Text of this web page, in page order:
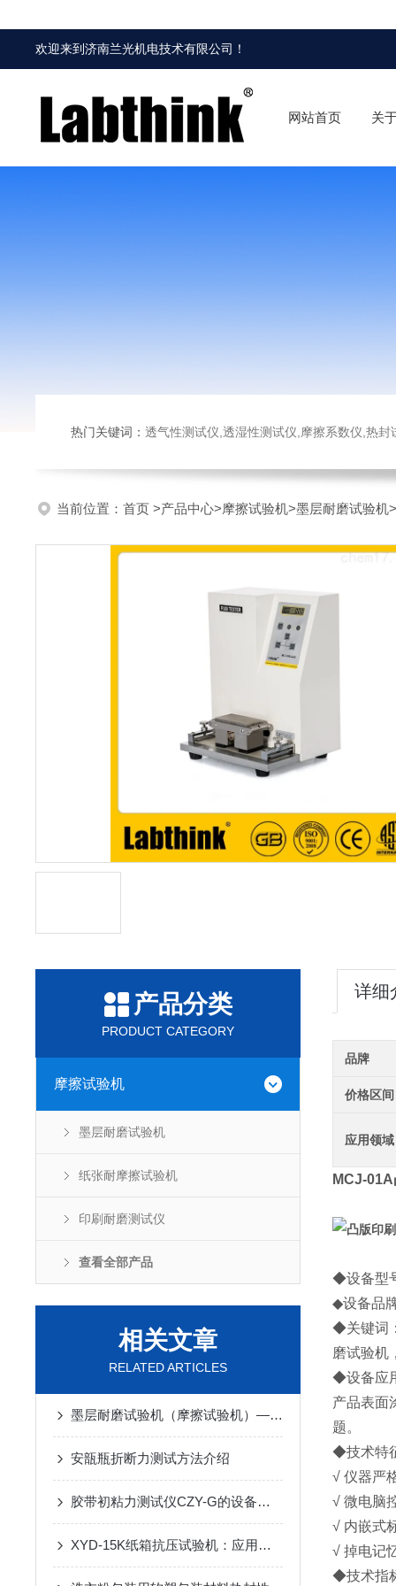
欢迎来到济南兰光机电技术有限公司 ！
网站首页 关
热门关键词： 透气性测试仪,透湿性测试仪,摩擦系数仪,热封试验仪,
当前位置： 首页 >产品中心>摩擦试验机>墨层耐磨试验机
产品分类
PRODUCT CATEGORY
摩擦试验机
墨层耐磨试验机
纸张耐摩擦试验机
印刷耐磨测试仪
查看全部产品
相关文章
RELATED ARTICLES
墨层耐磨试验机（摩擦试验机）——仪器百科
安瓿瓶折断力测试方法介绍
胶带初粘力测试仪CZY-G的设备操作步骤
XYD-15K纸箱抗压试验机：应用与操作指南
详细
品牌
价格区间
应用领域
MCJ-01A
◆设备型
◆设备品
◆关键词
磨试验机
◆设备应
产品表面
题。
◆技术特
√ 仪器严
√ 微电脑
√ 内嵌式
√ 掉电记
◆技术指